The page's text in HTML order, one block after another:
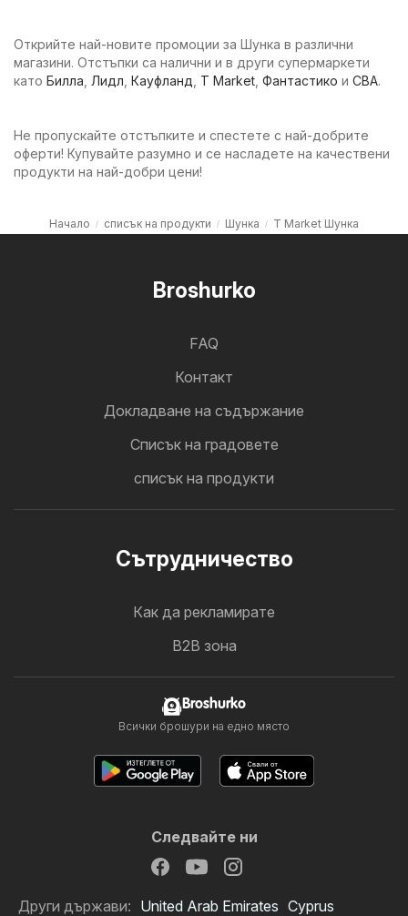
Открийте най-новите промоции за Шунка в различни
магазини. Отстъпки са налични и в други супермаркети
като Билла Лидл Кауфланд T Market Фантастико и CBA.
Не пропускайте отстъпките и спестете с най-добрите
оферти! Купувайте разумно и се насладете на качествени
продукти на най-добри цени!
Начало списък на продукти Шунка T Market Шунка
Broshurko
FAQ
Контакт
Докладване на съдържание
Cписък на градовете
списък на продукти
Cътрудничество
Как да рекламирате
B2B зона
Broshurko
Всички брошури на едно място
Следвайте ни
Други държави: United Arab Emirates Cyprus